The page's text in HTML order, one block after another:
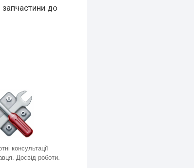
до
консультації
Досвід роботи.